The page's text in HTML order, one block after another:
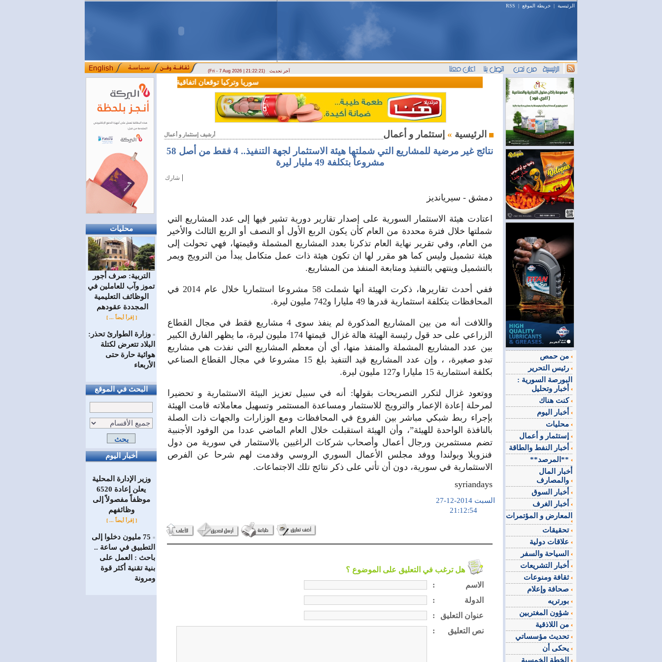
الرئيسية | خريطة الموقع |
RSS
(Fri - 7 Aug 2026 | 21:22:21) آخر تحديث
محليات
التربية: صرف أجور
تموز وآب للعاملين في
الوظائف ‏التعليمية
المجددة عقودهم ‏
[ إقرأ أيضاً ... ]
= وزارة الطوارئ تحذر:
البلاد تتعرض لكتلة
هوائية حارة حتى
الأربعاء
البحث في الموقع
أخبار اليوم
وزير الإدارة المحلية
يعلن إعادة 6520
موظفاً مفصولاً إلى
‏وظائفهم
[ إقرأ أيضاً ... ]
=
75 مليون دخلوا إلى
التطبيق في ساعة ..
باحث : العمل على
بنية تقنية أكثر قوة
ومرونة
سوريا وتركيا توقعان اتفاقية تعاون في مجالي التعليم العالي والبحث العلمي
أرشيف إستثمار و أعمال الرئيسية »
نتائج غير مرضية للمشاريع التي شملتها هيئة الاستثمار لجهة التنفيذ.. 4 فقط من أصل 58
مشروعاً بتكلفة 49 مليار ليرة
شارك |
دمشق - سيريانديز
اعتادت هيئة الاستثمار السورية على إصدار تقارير دورية تشير فيها إلى عدد المشاريع التي
شملتها خلال فترة محددة من العام كأن يكون الربع الأول أو النصف أو الربع الثالث والأخير
من العام، وفي تقرير نهاية العام تذكرنا بعدد المشاريع المشملة وقيمتها، فهي تحولت إلى
هيئة تشميل وليس كما هو مقرر لها ان تكون هيئة ذات عمل متكامل يبدأ من الترويج ويمر
بالتشميل وينتهي بالتنفيذ ومتابعة المنفذ من المشاريع.
ففي أحدث تقاريرها، ذكرت الهيئة أنها شملت 58 مشروعا استثماريا خلال عام 2014 في
المحافظات بتكلفة استثمارية قدرها 49 مليارا و742 مليون ليرة.
واللافت أنه من بين المشاريع المذكورة لم ينفذ سوى 4 مشاريع فقط في مجال القطاع
الزراعي على حد قول رئيسة الهيئة هالة غزال قيمتها 174 مليون ليرة، ما يظهر الفارق الكبير
بين عدد المشاريع المشملة والمنفذ منها، أي أن معظم المشاريع التي نفذت هي مشاريع
تبدو صغيرة، ، وإن عدد المشاريع قيد التنفيذ بلغ 15 مشروعا في مجال القطاع الصناعي
بكلفة استثمارية 15 مليارا و127 مليون ليرة.
ووتعود غزال لتكرر التصريحات بقولها: أنه في سبيل تعزيز البيئة الاستثمارية و تحضيرا
لمرحلة إعادة الإعمار والترويج للاستثمار ومساعدة المستثمر وتسهيل معاملاته قامت الهيئة
بإجراء ربط شبكي مباشر بين الفروع في المحافظات ومع الوزارات والجهات ذات الصلة
بالنافذة الواحدة للهيئة”، وأن الهيئة استقبلت خلال العام الماضي عددا من الوفود الأجنبية
تضم مستثمرين ورجال أعمال وأصحاب شركات الراغبين بالاستثمار في سورية من دول
فنزويلا وبولندا ووفد مجلس الأعمال السوري الروسي وقدمت لهم شرحا عن الفرص
الاستثمارية في سورية، دون أن تأتي على ذكر نتائج تلك الاجتماعات.
syriandays
السبت 2014-12-27
21:12:54
هل ترغب في التعليق على الموضوع ؟
:
الاسم
:
الدولة
:
عنوان التعليق
:
نص التعليق
البورصة السورية :
كنت هناك
**المرصد**
أخبار المال
المعارض و المؤتمرات
تحقيقات
ثقافة ومنوعات
تحديث مؤسساتي